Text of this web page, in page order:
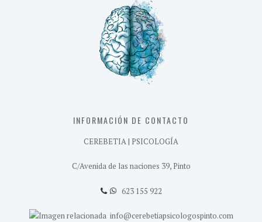
INFORMACIÓN DE CONTACTO
CEREBETIA | PSICOLOGÍA
C/Avenida de las naciones 39, Pinto
623 155 922
info@cerebetiapsicologospinto.com